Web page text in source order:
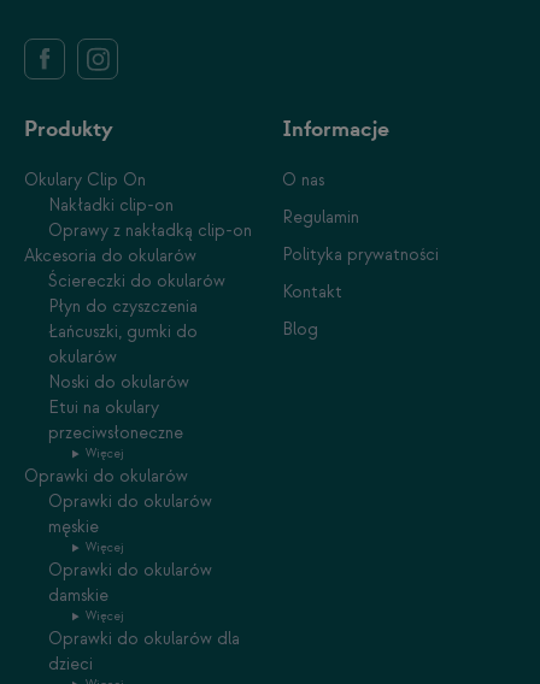
Produkty
Okulary Clip On
Nakładki clip-on
Oprawy z nakładką clip-on
Akcesoria do okularów
Ściereczki do okularów
Płyn do czyszczenia
Łańcuszki, gumki do
okularów
Noski do okularów
Etui na okulary
przeciwsłoneczne
Więcej
Oprawki do okularów
Oprawki do okularów
męskie
Więcej
Oprawki do okularów
damskie
Więcej
Oprawki do okularów dla
dzieci
Informacje
O nas
Regulamin
Polityka prywatności
Kontakt
Blog